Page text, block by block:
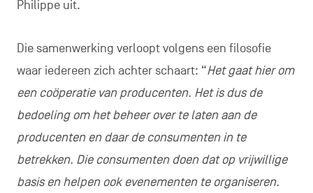
Philippe uit.
Die samenwerking verloopt volgens een filosofie
waar iedereen zich achter schaart: “Het gaat hier om
een coöperatie van producenten. Het is dus de
bedoeling om het beheer over te laten aan de
producenten en daar de consumenten in te
betrekken. Die consumenten doen dat op vrijwillige
basis en helpen ook evenementen te organiseren.